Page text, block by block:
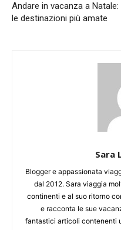
Andare in vacanza a Natale:
le destinazioni più amate
Sara
Blogger e appassionata
dal 2012. Sara viaggia
continenti e al suo ritorno
e racconta le sue
fantastici articoli contenenti